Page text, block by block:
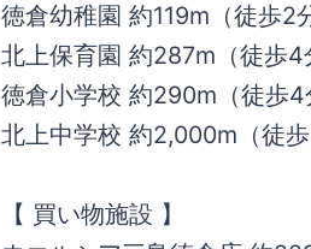
徳倉幼稚園 約119m（徒歩2
北上保育園 約287m（徒歩4
徳倉小学校 約290m（徒歩4
北上中学校 約2,000m（徒
【 買い物施設 】